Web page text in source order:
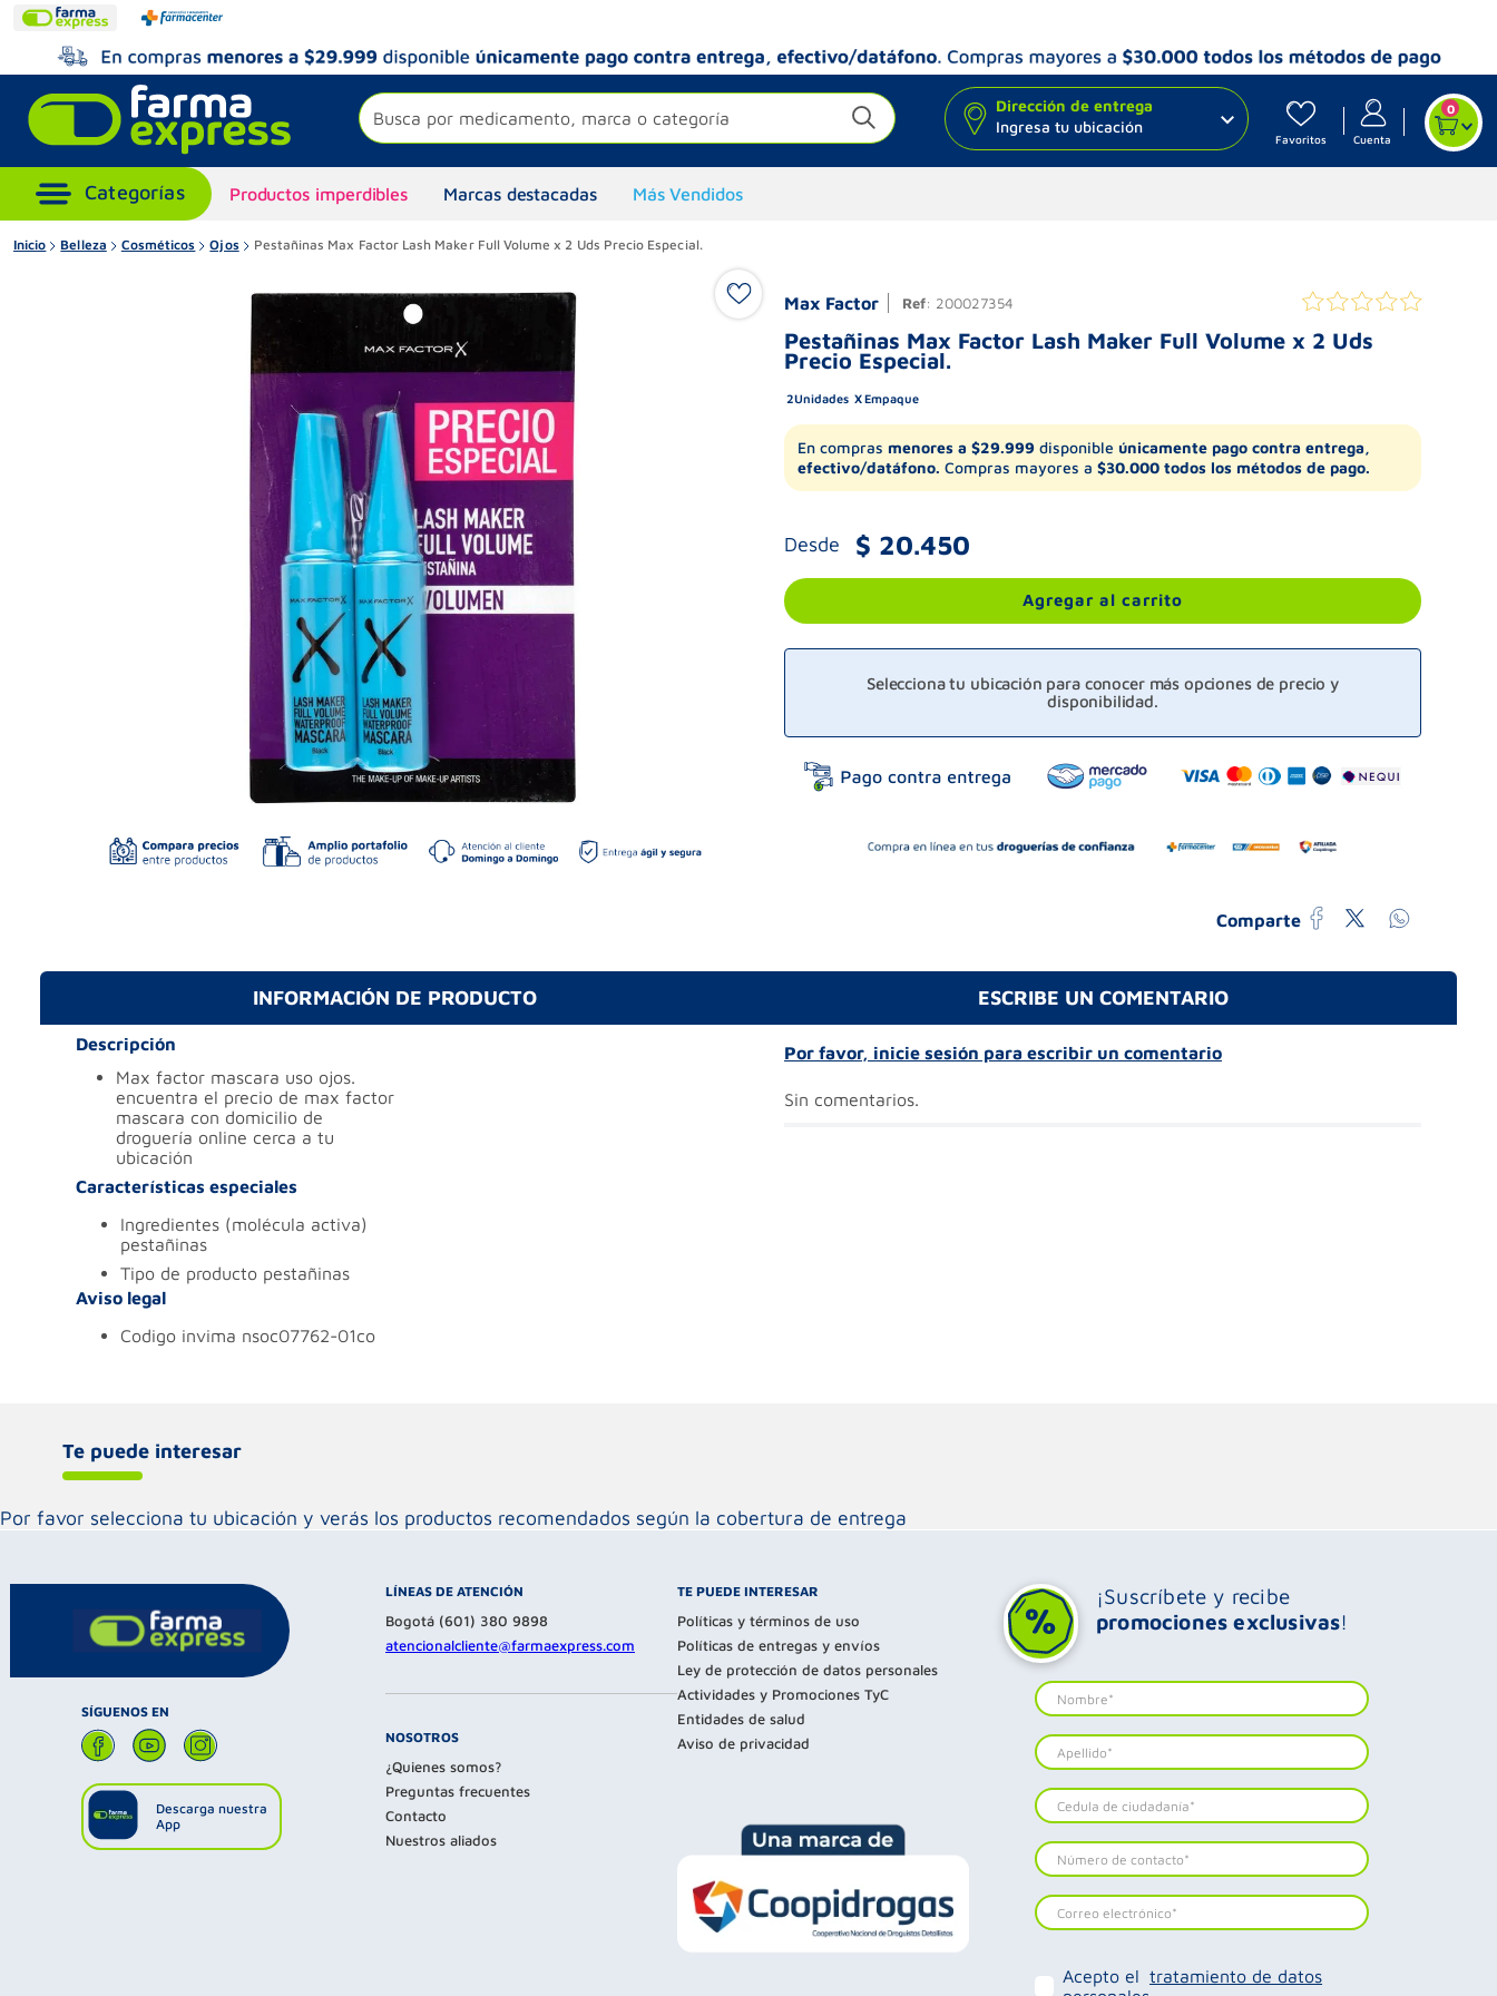
Busca por medicamento, marca o categoría
Dirección de entrega
Ingresa tu ubicación
Favoritos Cuenta
0
Productos imperdibles Marcas destacadas Más Vendidos
Inicio Belleza Cosméticos Ojos Pestañinas Max Factor Lash Maker Full Volume x 2 Uds Precio Especial.
Max Factor Ref: 200027354
Pestañinas Max Factor Lash Maker Full Volume x 2 Uds
Precio Especial.
2Unidades Empaque
En compras menores a $29.999 disponible únicamente pago contra entrega,
efectivo/datáfono. Compras mayores a $30.000 todos los métodos de pago.
Desde $ 20.450
Agregar al carrito
Selecciona tu ubicación para conocer más opciones de precio y
disponibilidad.
Comparte
INFORMACIÓN DE PRODUCTO
Descripción
max factor mascara uso ojos.
encuentra el precio de max factor
mascara con domicilio de
droguería online cerca a tu
ubicación
Características especiales
ingredientes (molécula activa)
pestañinas
tipo de producto pestañinas
Aviso legal
codigo invima nsoc07762-01co
ESCRIBE UN COMENTARIO
Por favor, inicie sesión para escribir un comentario
Sin comentarios.
Te puede interesar
Por favor selecciona tu ubicación y verás los productos recomendados según la cobertura de entrega
SÍGUENOS EN
Descarga nuestra
App
LÍNEAS DE ATENCIÓN
Bogotá (601) 380 9898
atencionalcliente@farmaexpress.com
NOSOTROS
¿Quienes somos?
Preguntas frecuentes
Contacto
Nuestros aliados
TE PUEDE INTERESAR
Políticas y términos de uso
Políticas de entregas y envíos
Ley de protección de datos personales
Actividades y Promociones TyC
Entidades de salud
Aviso de privacidad
¡Suscríbete y recibe
promociones exclusivas!
Acepto el tratamiento de datos